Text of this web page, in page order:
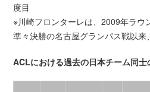
度目
※川崎フロンターレは、2009年ラウ
準々決勝の名古屋グランパス戦以来
ACLにおける過去の日本チーム同士